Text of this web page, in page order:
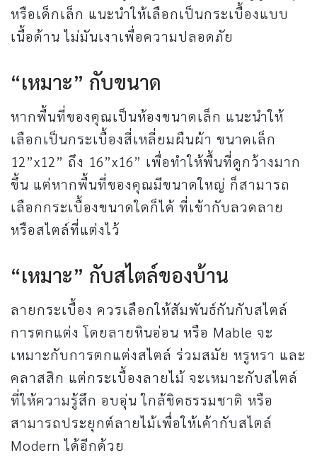
หรือเด็กเล็ก แนะนำให้เลือกเป็นกระเบื้องแบบ
เนื้อด้าน ไม่มันเงาเพื่อความปลอดภัย
“เหมาะ” กับขนาด
หากพื้นที่ของคุณเป็นห้องขนาดเล็ก แนะนำให้
เลือกเป็นกระเบื้องสี่เหลี่ยมผืนผ้า ขนาดเล็ก
12”x12” ถึง 16”x16” เพื่อทำให้พื้นที่ดูกว้างมาก
ขึ้น แต่หากพื้นที่ของคุณมีขนาดใหญ่ ก็สามารถ
เลือกกระเบื้องขนาดใดก็ได้ ที่เข้ากับลวดลาย
หรือสไตล์ที่แต่งไว้
“เหมาะ” กับสไตล์ของบ้าน
ลายกระเบื้อง ควรเลือกให้สัมพันธ์กันกับสไตล์
การตกแต่ง โดยลายหินอ่อน หรือ Mable จะ
เหมาะกับการตกแต่งสไตล์ ร่วมสมัย หรูหรา และ
คลาสสิก แต่กระเบื้องลายไม้ จะเหมาะกับสไตล์
ที่ให้ความรู้สึก อบอุ่น ใกล้ชิดธรรมชาติ หรือ
สามารถประยุกต์ลายไม้เพื่อให้เค้ากับสไตล์
Modern ได้อีกด้วย